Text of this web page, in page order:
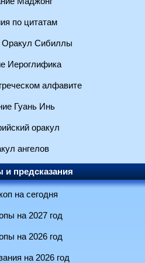
по цитатам
Оракул Сибиллы
Иероглифика
алфавите
Гуань Инь
оракул
ангелов
и предсказания
на сегодня
на 2027 год
на 2026 год
на 2026 год